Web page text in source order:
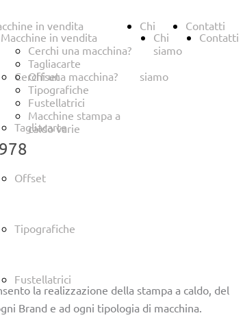
in vendita
Cerchi una macchina?
Tagliacarte
Offset
Tipografiche
Fustellatrici
Chi
siamo
Contatti
Macchine in vendita
Cerchi una macchina?
Tagliacarte
Offset
Tipografiche
Fustellatrici
Macchine stampa a
caldo varie
Chi
siamo
Contatti
la realizzazione della stampa a caldo, del
Brand e ad ogni tipologia di macchina.